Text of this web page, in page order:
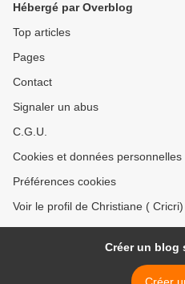
Hébergé par Overblog
Top articles
Pages
Contact
Signaler un abus
C.G.U.
Cookies et données personnelles
Préférences cookies
Voir le profil de Christiane (
Créer un blog